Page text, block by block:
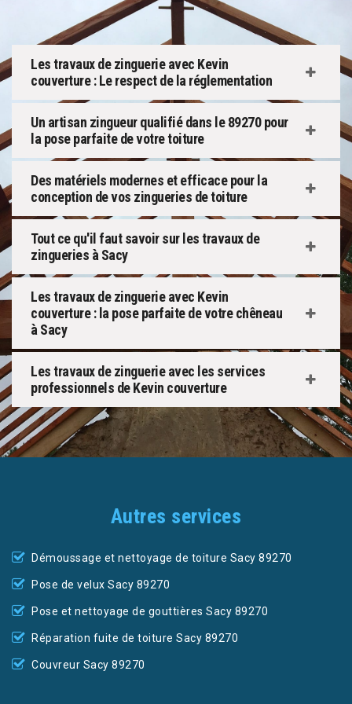
Les travaux de zinguerie avec Kevin
couverture : Le respect de la réglementation
Un artisan zingueur qualifié dans le 89270 pour
la pose parfaite de votre toiture
Des matériels modernes et efficace pour la
conception de vos zingueries de toiture
Tout ce qu'il faut savoir sur les travaux de
zingueries à Sacy
Les travaux de zinguerie avec Kevin
couverture : la pose parfaite de votre chêneau
à Sacy
Les travaux de zinguerie avec les services
professionnels de Kevin couverture
Autres services
Démoussage et nettoyage de toiture Sacy 89270
Pose de velux Sacy 89270
Pose et nettoyage de gouttières Sacy 89270
Réparation fuite de toiture Sacy 89270
Couvreur Sacy 89270